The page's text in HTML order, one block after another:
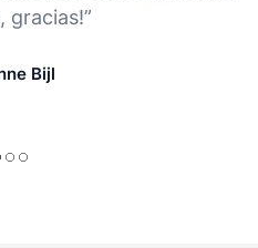
gracias!”
Bijl